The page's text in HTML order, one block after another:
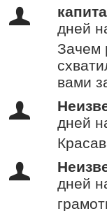
дней
Зачем
вами
дней
дней